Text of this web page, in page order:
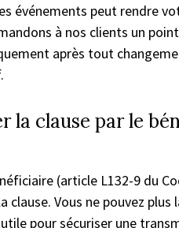
événements peut rendre
à nos clients un
après tout
la clause par le
(article L132-9 du
clause. Vous ne pouvez
pour sécuriser une